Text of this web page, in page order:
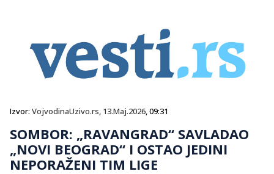
Izvor: VojvodinaUzivo.rs, 13.Maj.2026, 09:31
SOMBOR: „RAVANGRAD“ SAVLADAO
„NOVI BEOGRAD“ I OSTAO JEDINI
NEPORAŽENI TIM LIGE